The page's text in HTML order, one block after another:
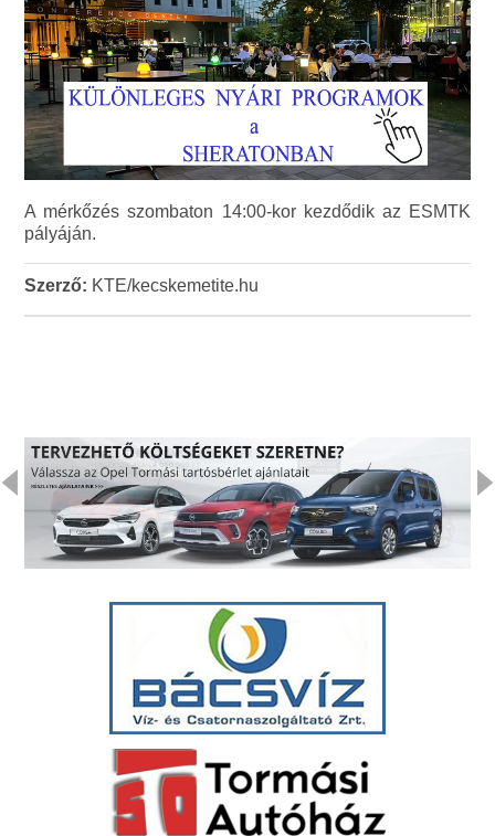
A mérkőzés szombaton 14:00-kor kezdődik az ESMTK
pályáján.
Szerző: KTE/kecskemetite.hu